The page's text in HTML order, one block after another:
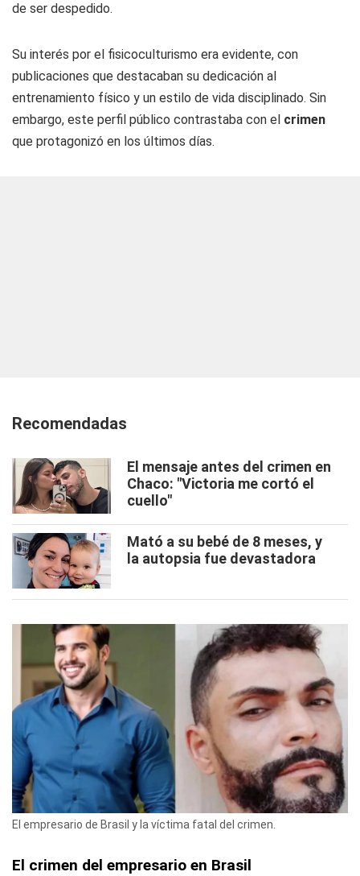
de ser despedido.
Su interés por el fisicoculturismo era evidente, con
publicaciones que destacaban su dedicación al
entrenamiento físico y un estilo de vida disciplinado. Sin
embargo, este perfil público contrastaba con el crimen
que protagonizó en los últimos días.
Recomendadas
El mensaje antes del crimen en
Chaco: "Victoria me cortó el
cuello"
Mató a su bebé de 8 meses, y
la autopsia fue devastadora
El empresario de Brasil y la víctima fatal del crimen.
El crimen del empresario en Brasil